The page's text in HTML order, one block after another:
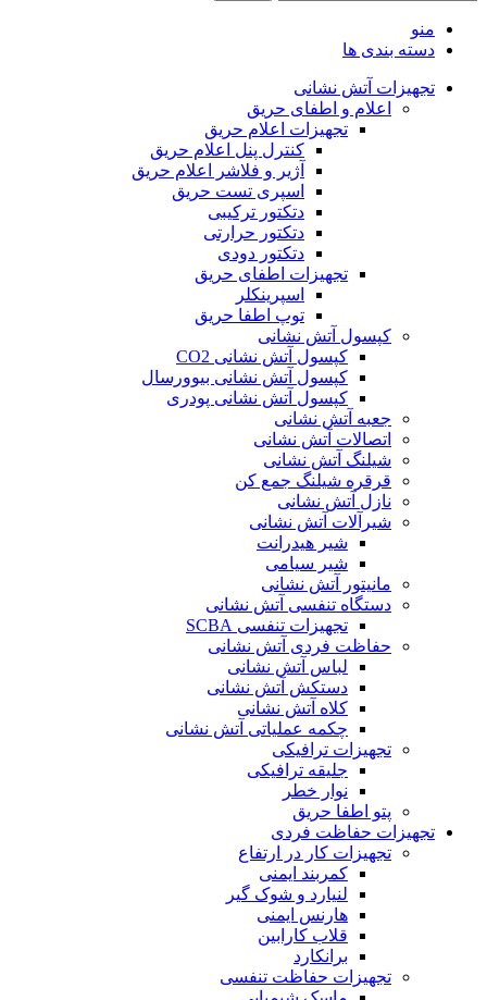
منو
دسته بندی ها
تجهیزات آتش نشانی
اعلام و اطفای حریق
تجهیزات اعلام حریق
کنترل پنل اعلام حریق
آژیر و فلاشر اعلام حریق
اسپری تست حریق
دتکتور ترکیبی
دتکتور حرارتی
دتکتور دودی
تجهیزات اطفای حریق
اسپرینکلر
توپ اطفا حریق
کپسول آتش نشانی
کپسول آتش نشانی CO2
کپسول آتش نشانی بیوورسال
کپسول آتش نشانی پودری
جعبه آتش نشانی
اتصالات آتش نشانی
شیلنگ آتش نشانی
قرقره شیلنگ جمع کن
نازل آتش نشانی
شیرآلات آتش نشانی
شیر هیدرانت
شیر سیامی
مانیتور آتش نشانی
دستگاه تنفسی آتش نشانی
تجهیزات تنفسی SCBA
حفاظت فردی آتش نشانی
لباس آتش نشانی
دستکش آتش نشانی
کلاه آتش نشانی
چکمه عملیاتی آتش نشانی
تجهیزات ترافیکی
جلیقه ترافیکی
نوار خطر
پتو اطفا حریق
تجهیزات حفاظت فردی
تجهیزات کار در ارتفاع
کمربند ایمنی
لنیارد و شوک گیر
هارنس ایمنی
قلاب کارابین
برانکارد
تجهیزات حفاظت تنفسی